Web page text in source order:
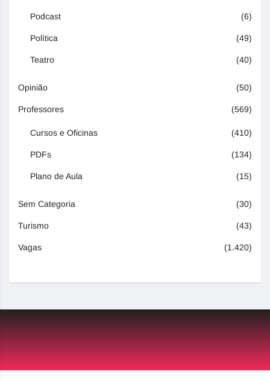
Podcast (6)
Política (49)
Teatro (40)
Opinião (50)
Professores (569)
Cursos e Oficinas (410)
PDFs (134)
Plano de Aula (15)
Sem Categoria (30)
Turismo (43)
Vagas (1.420)